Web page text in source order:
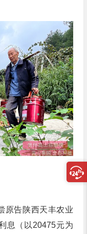
原告陕西天丰农业
息（以20475元为